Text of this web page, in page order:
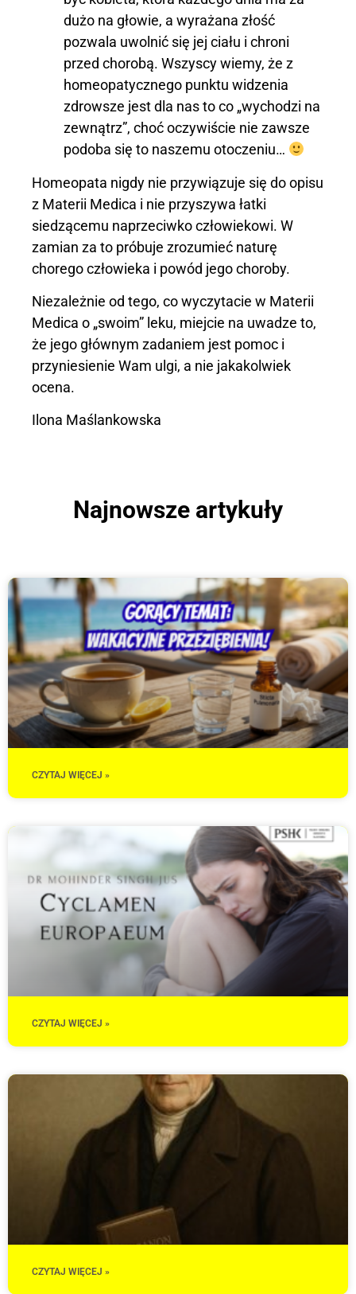
dużo na głowie, a wyrażana złość
pozwala uwolnić się jej ciału i chroni
przed chorobą. Wszyscy wiemy, że z
homeopatycznego punktu widzenia
zdrowsze jest dla nas to co „wychodzi na
zewnątrz”, choć oczywiście nie zawsze
podoba się to naszemu otoczeniu…
Homeopata nigdy nie przywiązuje się do opisu
z Materii Medica i nie przyszywa łatki
siedzącemu naprzeciwko człowiekowi. W
zamian za to próbuje zrozumieć naturę
chorego człowieka i powód jego choroby.
Niezależnie od tego, co wyczytacie w Materii
Medica o „swoim” leku, miejcie na uwadze to,
że jego głównym zadaniem jest pomoc i
przyniesienie Wam ulgi, a nie jakakolwiek
ocena.
Ilona Maślankowska
Najnowsze artykuły
CZYTAJ WIĘCEJ »
CZYTAJ WIĘCEJ »
CZYTAJ WIĘCEJ »